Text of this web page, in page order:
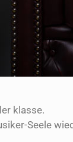
klasse.
Seele